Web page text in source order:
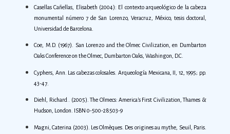
Casellas Cañellas, Elisabeth (2004): El contexto arqueológico de la cabeza
monumental número 7 de San Lorenzo, Veracruz, México, tesis doctoral,
Universidad de Barcelona.
Coe, M.D. (1967). San Lorenzo and the Olmec Civilization, en Dumbarton
Oaks Conference on the Olmec, Dumbarton Oaks, Washingon, D.C.
Cyphers, Ann. Las cabezas colosales. Arqueología Mexicana, II, 12, 1995; pp.
43-47.
Diehl, Richard . (2005). The Olmecs: America's First Civilization, Thames &
Hudson, London. ISBN 0-500-28503-9
Magni, Caterina (2003). Les Olmèques. Des origines au mythe, Seuil, Paris.